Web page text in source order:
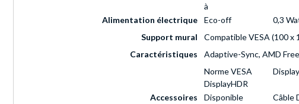
à
Alimentation électrique Eco-off
0,3
Support mural
Compatible VESA (100 x
Caractéristiques
Adaptive-Sync, AMD
Norme VESA
DisplayHDR
Accessoires Disponible
Câble